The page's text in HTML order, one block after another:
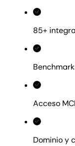
85+
Acceso
Dominio y